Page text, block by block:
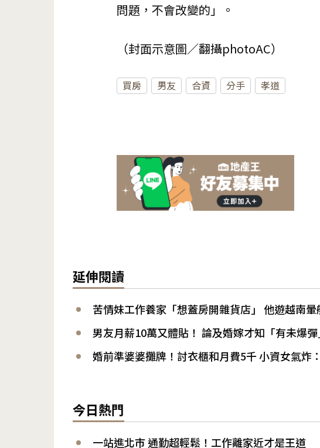
問題，不會改變的」。
（封面示意圖／翻攝photoAC）
買房 男友 合資 分手 孝道
延伸閱讀
苦情妹工作養家「想蓋房開雜貨店」 他遊越南
男友月薪10萬又體貼！ 論及婚嫁才知「有未爆
婚前準婆婆攤牌！討衣櫃和月費5千 小資女氣炸
今日熱門
一站進北市 通勤超輕鬆！工作離家近才是王道